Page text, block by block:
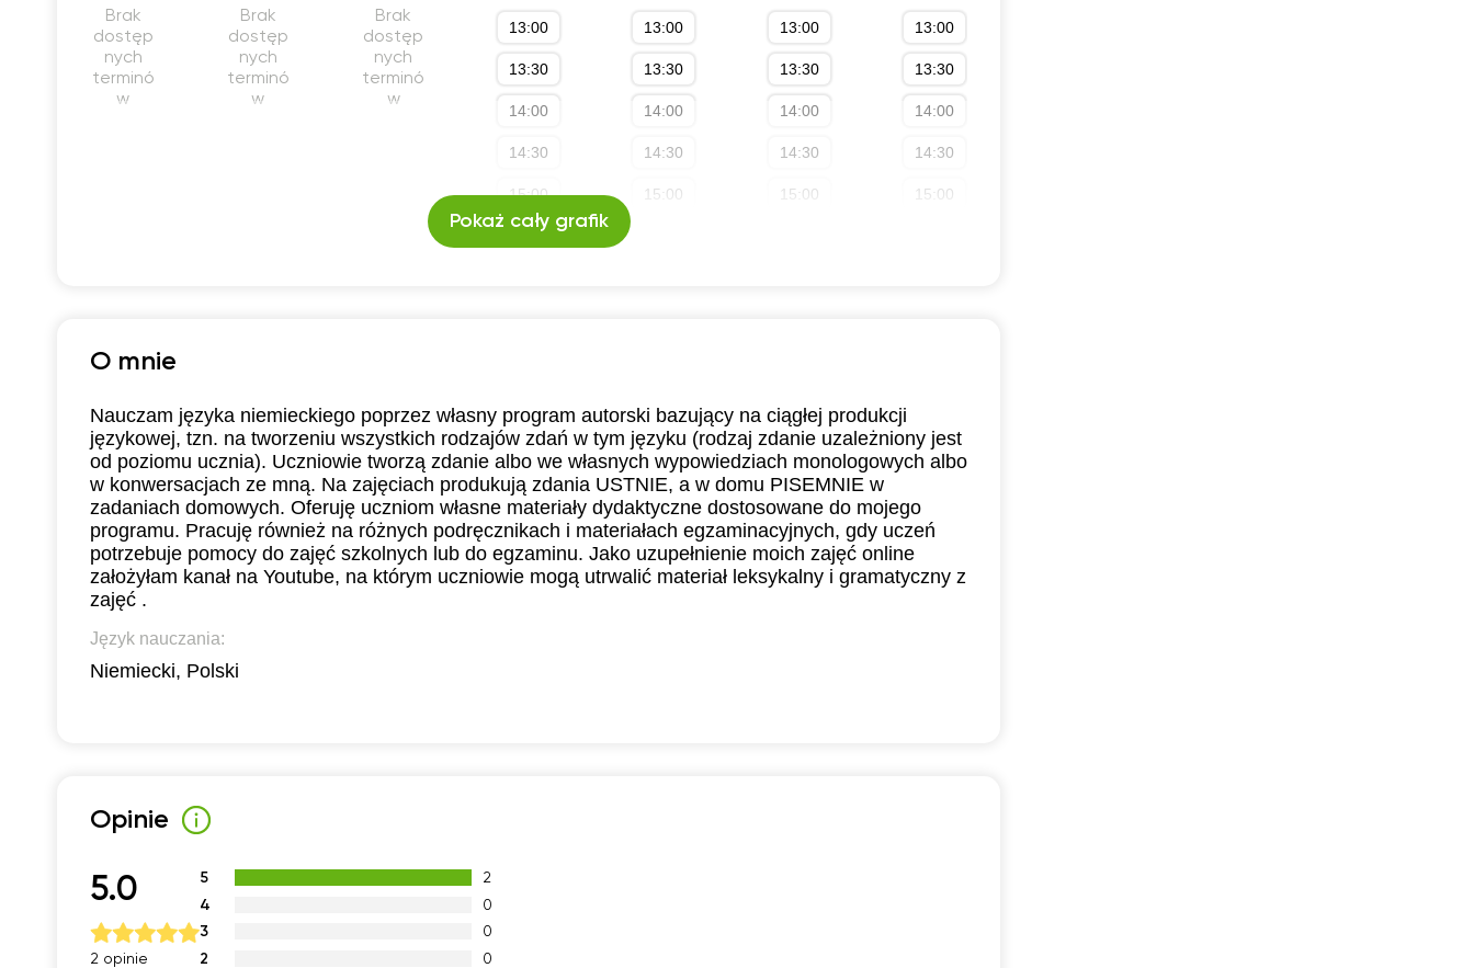
Brak
dostęp
nych
terminó
w
Brak
dostęp
nych
terminó
w
Brak
dostęp
nych
terminó
w
13:00
13:30
14:00
14:30
15:00
13:00
13:30
14:00
14:30
15:00
13:00
13:30
14:00
14:30
15:00
13:00
13:30
14:00
14:30
15:00
Pokaż cały grafik
O mnie
Nauczam języka niemieckiego poprzez własny program autorski bazujący na ciągłej produkcji
językowej, tzn. na tworzeniu wszystkich rodzajów zdań w tym języku (rodzaj zdanie uzależniony jest
od poziomu ucznia). Uczniowie tworzą zdanie albo we własnych wypowiedziach monologowych albo
w konwersacjach ze mną. Na zajęciach produkują zdania USTNIE, a w domu PISEMNIE w
zadaniach domowych. Oferuję uczniom własne materiały dydaktyczne dostosowane do mojego
programu. Pracuję również na różnych podręcznikach i materiałach egzaminacyjnych, gdy uczeń
potrzebuje pomocy do zajęć szkolnych lub do egzaminu. Jako uzupełnienie moich zajęć online
założyłam kanał na Youtube, na którym uczniowie mogą utrwalić materiał leksykalny i gramatyczny z
zajęć .
Język nauczania:
Niemiecki, Polski
Opinie
5.0
2 opinie
5
2
4
0
3
0
2
0